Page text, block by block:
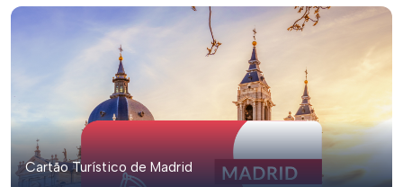
Cartão Turístico de Madrid